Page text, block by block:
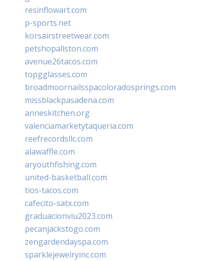
resinflowart.com
p-sports.net
korsairstreetwear.com
petshopallston.com
avenue26tacos.com
topgglasses.com
broadmoornailsspacoloradosprings.com
missblackpasadena.com
anneskitchen.org
valenciamarketytaqueria.com
reefrecordsllc.com
alawaffle.com
aryouthfishing.com
united-basketball.com
tios-tacos.com
cafecito-satx.com
graduacionviu2023.com
pecanjackstogo.com
zengardendayspa.com
sparklejewelryinc.com